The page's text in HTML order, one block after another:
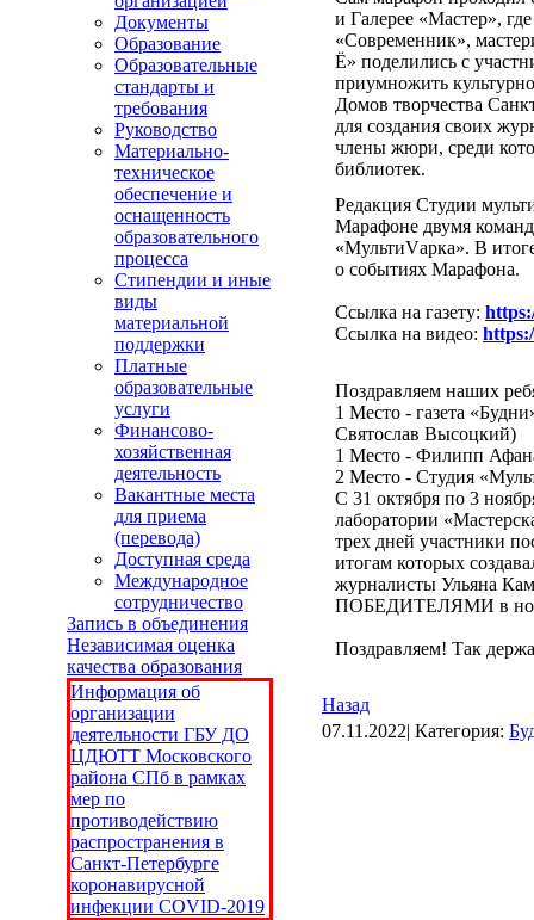
Документы
Образование
Образовательные
стандарты и
требования
Руководство
Материально-
техническое
обеспечение и
оснащенность
образовательного
процесса
Стипендии и иные
виды
материальной
поддержки
Платные
образовательные
услуги
Финансово-
хозяйственная
деятельность
Вакантные места
для приема
(перевода)
Доступная среда
Международное
сотрудничество
Запись в объединения
Независимая оценка
качества образования
Информация об
организации
деятельности ГБУ ДО
ЦДЮТТ Московского
района СПб в рамках
мер по
противодействию
распространения в
Санкт-Петербурге
коронавирусной
инфекции COVID-2019
и Галерее «Мастер»,
«Современник»,
Ё» поделились с
приумножить
Домов творчества
для создания своих
члены жюри, среди
библиотек.
Редакция Студии
Марафоне двумя
«МультиVарка». В
о событиях Марафона.
Ссылка на газету:
Ссылка на видео:
Поздравляем наших
1 Место - газета
Святослав Высоцкий)
1 Место - Филипп
2 Место - Студия
С 31 октября по 3
лаборатории
трех дней участники
итогам которых
журналисты Ульяна
ПОБЕДИТЕЛЯМИ в
Поздравляем! Так
Назад
07.11.2022| Категория: